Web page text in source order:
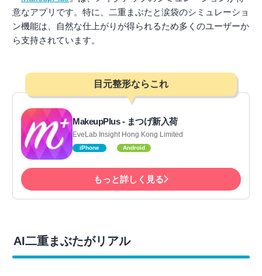
意なアプリです。特に、二重まぶたと涙袋のシミュレーショ
ン機能は、自然な仕上がりが得られるため多くのユーザーか
ら支持されています。
目元整形ならこれ
MakeupPlus - まつげ新入荷
EveLab Insight Hong Kong Limited
iPhone Android
もっと詳しく見る
AI二重まぶたがリアル